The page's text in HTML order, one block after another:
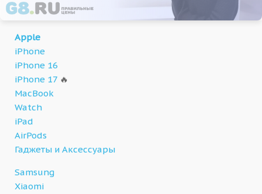
Apple
iPhone
iPhone 16
iPhone 17 🔥
MacBook
Watch
iPad
AirPods
Гаджеты и Аксессуары
Samsung
Xiaomi